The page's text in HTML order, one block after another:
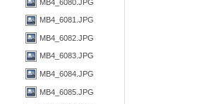
MB4_6080.JPG
MB4_6081.JPG
MB4_6082.JPG
MB4_6083.JPG
MB4_6084.JPG
MB4_6085.JPG